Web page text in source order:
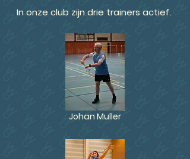
In onze club zijn drie trainers actief.
Johan Muller